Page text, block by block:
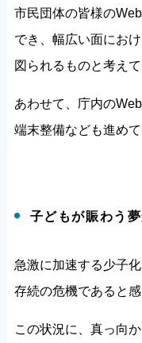
市民団体の皆様の
でき、幅広い面にお
図られるものと考えて
あわせて、庁内の
端末整備なども進めて
子どもが賑わう
急激に加速する少子
存続の危機であると感
この状況に、真っ向